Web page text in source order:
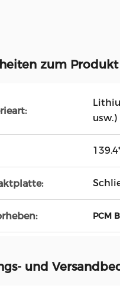
zum Produkt
usw.)
PCM
und